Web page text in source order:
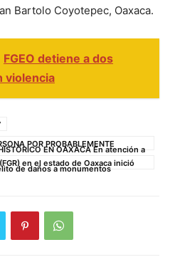
Bartolo Coyotepec, Oaxaca.
FGEO detiene a dos
violencia
POR PROBABLEMENTE
EN OAXACA En atención a
en el estado de Oaxaca inició
de daños a monumentos